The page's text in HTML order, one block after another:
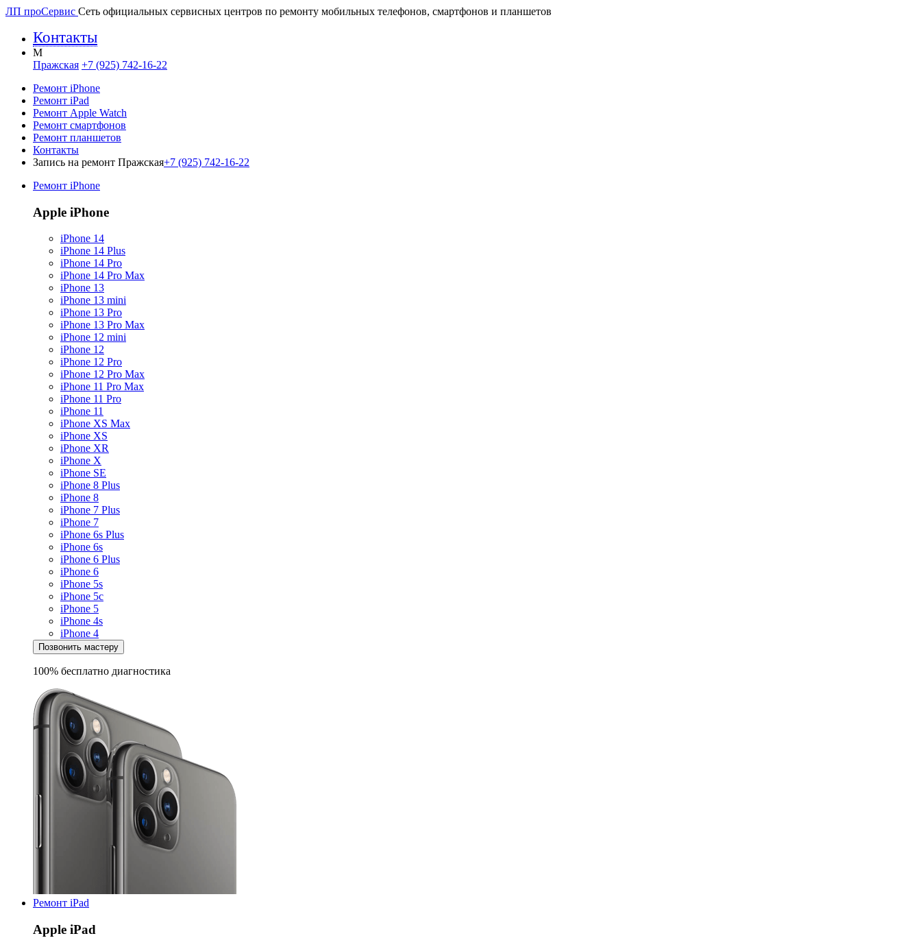
ЛП проСервис Сеть официальных сервисных центров по ремонту мобильных телефонов, смартфонов и планшетов
Контакты
M
Пражская +7 (925) 742-16-22
Ремонт iPhone
Ремонт iPad
Ремонт Apple Watch
Ремонт смартфонов
Ремонт планшетов
Контакты
Запись на ремонт Пражская+7 (925) 742-16-22
Ремонт iPhone
Apple iPhone
iPhone 14
iPhone 14 Plus
iPhone 14 Pro
iPhone 14 Pro Max
iPhone 13
iPhone 13 mini
iPhone 13 Pro
iPhone 13 Pro Max
iPhone 12 mini
iPhone 12
iPhone 12 Pro
iPhone 12 Pro Max
iPhone 11 Pro Max
iPhone 11 Pro
iPhone 11
iPhone XS Max
iPhone XS
iPhone XR
iPhone X
iPhone SE
iPhone 8 Plus
iPhone 8
iPhone 7 Plus
iPhone 7
iPhone 6s Plus
iPhone 6s
iPhone 6 Plus
iPhone 6
iPhone 5s
iPhone 5c
iPhone 5
iPhone 4s
iPhone 4
Позвонить мастеру
100% бесплатно диагностика
Ремонт iPad
Apple iPad